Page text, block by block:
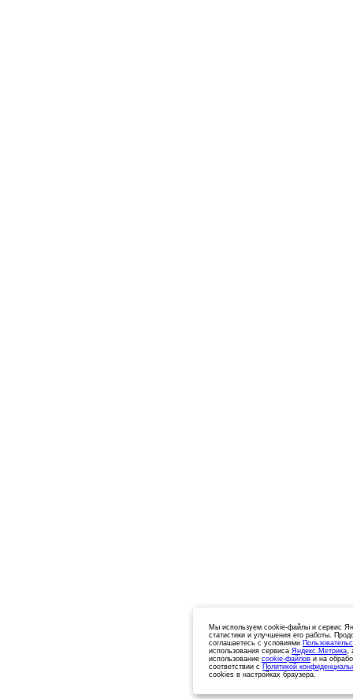
Мы используем cookie-файлы и сервис
статистики и улучшения его работы.
соглашаетесь с условиями
использования сервиса Яндекс.Метрика,
использование cookie-файлов и на
соответствии с Политикой
cookies в настройках браузера.